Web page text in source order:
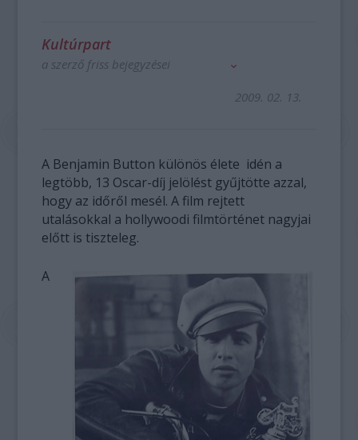
Kultúrpart
a szerző friss bejegyzései
2009. 02. 13.
A Benjamin Button különös élete idén a
legtöbb, 13 Oscar-díj jelölést gyűjtötte azzal,
hogy az időről mesél. A film rejtett
utalásokkal a hollywoodi filmtörténet nagyjai
előtt is tiszteleg.
A